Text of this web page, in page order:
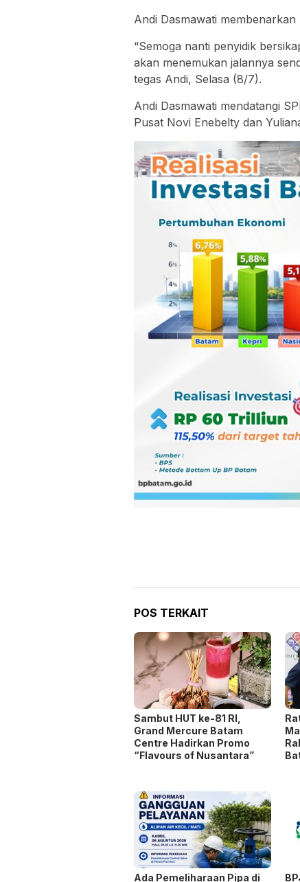
Andi Dasmawati
“Semoga nanti penyidik
akan menemukan jalannya
tegas Andi, Selasa (8/7).
Andi Dasmawati mendatangi
Pusat Novi Enebelty dan
POS TERKAIT
Sambut HUT ke-81 RI,
Grand Mercure Batam
Centre Hadirkan Promo
“Flavours of Nusantara”
Ada Pemeliharaan Pipa di